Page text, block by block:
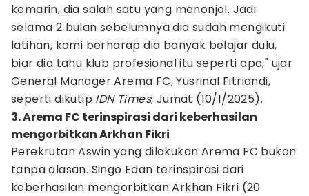
kemarin, dia salah satu yang menonjol. Jadi
selama 2 bulan sebelumnya dia sudah mengikuti
latihan, kami berharap dia banyak belajar dulu,
biar dia tahu klub profesional itu seperti apa," ujar
General Manager Arema FC, Yusrinal Fitriandi,
seperti dikutip IDN Times, Jumat (10/1/2025).
3. Arema FC terinspirasi dari keberhasilan
mengorbitkan Arkhan Fikri
Perekrutan Aswin yang dilakukan Arema FC bukan
tanpa alasan. Singo Edan terinspirasi dari
keberhasilan mengorbitkan Arkhan Fikri (20